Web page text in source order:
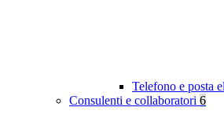
Telefono e posta
Consulenti e collaboratori 6